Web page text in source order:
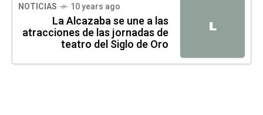
L
NOTICIAS 10 years ago
La Alcazaba se une a las
atracciones de las jornadas de
teatro del Siglo de Oro